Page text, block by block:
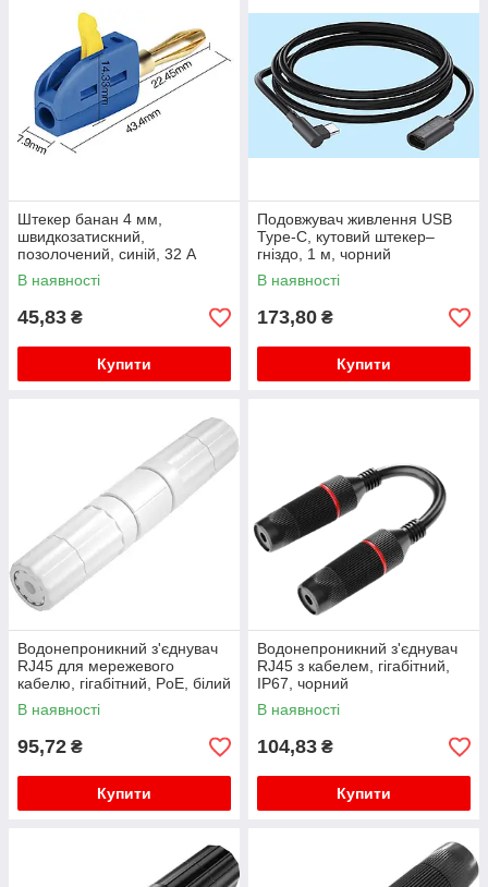
Штекер банан 4 мм,
швидкозатискний,
позолочений, синій, 32 А
В наявності
45,83 ₴
Купити
Подовжувач живлення USB
Type-C, кутовий штекер–
гніздо, 1 м, чорний
В наявності
173,80 ₴
Купити
Водонепроникний з'єднувач
RJ45 для мережевого
кабелю, гігабітний, PoE, білий
В наявності
95,72 ₴
Купити
Водонепроникний з'єднувач
RJ45 з кабелем, гігабітний,
IP67, чорний
В наявності
104,83 ₴
Купити